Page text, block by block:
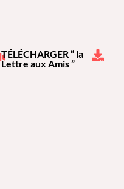
TÉLÉCHARGER “ la
Lettre aux Amis ”